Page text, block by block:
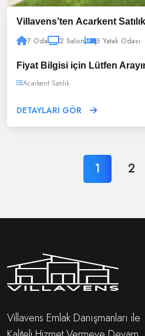
Villavens’ten Acarkent
7 Oda 2 Salon 5 Yatak Odası
Fiyat Bilgisi için Lütfen
Acarkent Satılık
DETAYLARI GÖR
1 2
Villavens Emlak Danışmanları ile